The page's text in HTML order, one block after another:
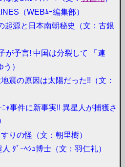
（WEBﾑｰ編集部）
起源と日本南朝秘史（文：古銀
が予言! 中国は分裂して 「連
）
震の原因は太陽だった!!（文：
ｬ事件に新事実!! 異星人が捕獲さ
りの怪（文：朝里樹）
ﾀﾞｰﾍｼｭ博士（文：羽仁礼）